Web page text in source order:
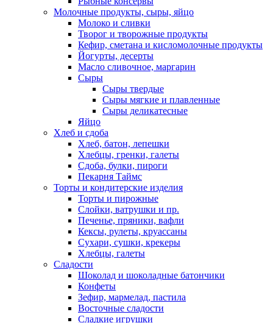
Молочные продукты, сыры, яйцо
Молоко и сливки
Творог и творожные продукты
Кефир, сметана и кисломолочные продукты
Йогурты, десерты
Масло сливочное, маргарин
Сыры
Сыры твердые
Сыры мягкие и плавленные
Сыры деликатесные
Яйцо
Хлеб и сдоба
Хлеб, батон, лепешки
Хлебцы, гренки, галеты
Сдоба, булки, пироги
Пекарня Таймс
Торты и кондитерские изделия
Торты и пирожные
Слойки, ватрушки и пр.
Печенье, пряники, вафли
Кексы, рулеты, круассаны
Сухари, сушки, крекеры
Хлебцы, галеты
Сладости
Шоколад и шоколадные батончики
Конфеты
Зефир, мармелад, пастила
Восточные сладости
Сладкие игрушки